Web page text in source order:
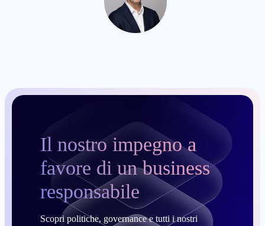
Il nostro impegno a
favore di un business
responsabile
Scopri politiche, governance e tutti i nostri